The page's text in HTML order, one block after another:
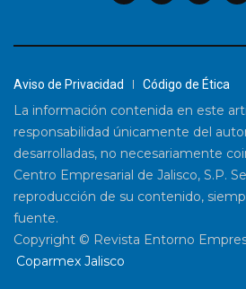
Aviso de Privacidad Código de Ética
La información contenida en este
responsabilidad únicamente del
desarrolladas, no necesariamente
Centro Empresarial de Jalisco, S.P.
reproducción de su contenido,
fuente.
Copyright © Revista Entorno
Coparmex Jalisco